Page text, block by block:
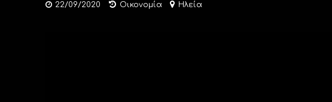
22/09/2020 Οικονομία Ηλεία